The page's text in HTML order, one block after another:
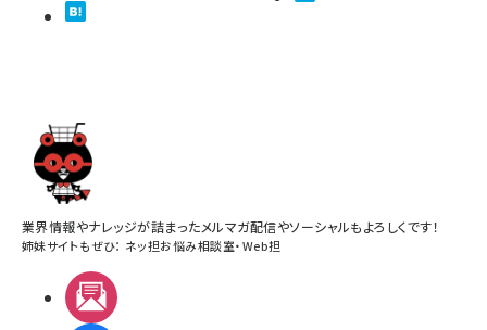
業界情報やナレッジが詰まったメルマガ配信やソーシャルもよろしくです！
姉妹サイトもぜひ： ネッ担お悩み相談室・Web担